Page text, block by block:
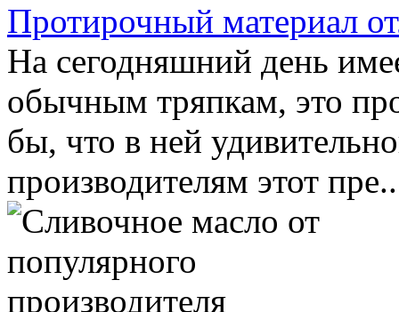
Протирочный материал
На сегодняшний день
обычным тряпкам, это
бы, что в ней
производителям этот